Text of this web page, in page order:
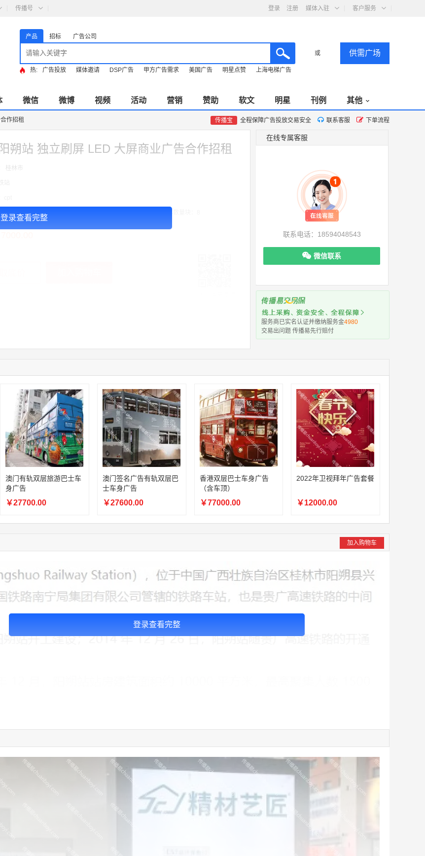
传播号 登录 注册 媒体入驻 客户服务
产品 招标 广告公司
或 供需广场
热: 广告投放 媒体邀请 DSP广告 甲方广告需求 美国广告 明星点赞 上海电梯广告
微信 微博 视频 活动 营销 赞助 软文 明星 刊例 其他
作招租 传播宝 全程保障广告投放交易安全 联系客服 下单流程
登录查看完整
朔站 独立刷屏 LED 大屏商业广告合作招租
桂林市
意事项：媒体尺寸：2.97*1.34,播出频次：15秒195次/天/ ,块媒体数量块：8
155****5272 联系了该媒体所在商家
191****0991 联系了该媒体所在商家
186****8762
联系了该媒体所在商家
166****9198 联系了该媒体所在商家
182****1341 联系了该媒体所在商家
159****9700 联系了该媒体所在商家
155****6115 联系了该媒体所在商家
181****7631 联系了该媒体所在商家
173****0620 联系了该媒体所在商家
156****3374
联系了该媒体所在商家
158****0746
联系了该媒体所在商家
在线专属客服
联系电话：18594048543
微信联系
服务商已实名认证并缴纳服务金4980
交易出问题 传播易先行赔付
澳门有轨双层旅游巴士车
身广告
￥27700.00
澳门签名广告有轨双层巴
士车身广告
￥27600.00
香港双层巴士车身广告
（含车顶）
￥77000.00
2022年卫视拜年广告套餐
￥12000.00
加入购物车
登录查看完整